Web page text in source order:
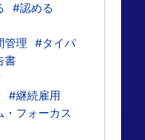
#認める
管理
#タイパ
書
#継続雇用
・フォーカス